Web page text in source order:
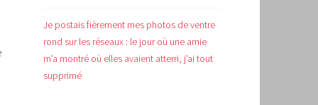
Je postais fièrement mes photos de ventre
rond sur les réseaux : le jour où une amie
m’a montré où elles avaient atterri, j’ai tout
supprimé